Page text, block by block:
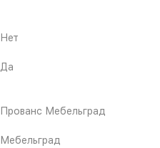
Нет
Да
Прованс Мебельград
Мебельград